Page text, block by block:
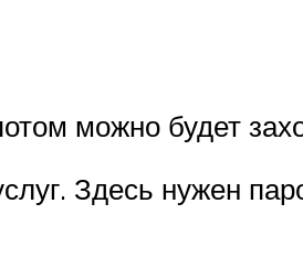
можно будет
Здесь нужен